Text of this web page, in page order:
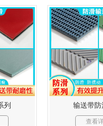
列 输送带防
查看